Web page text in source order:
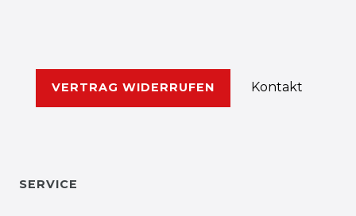
VERTRAG WIDERRUFEN Kontakt
SERVICE